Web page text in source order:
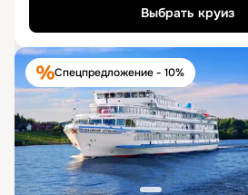
Выбрать круиз
Спецпредложение - 10%